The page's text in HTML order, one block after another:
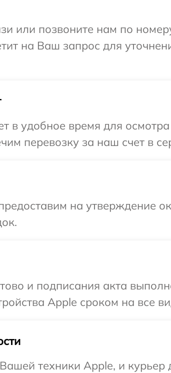
или позвоните нам по
на Ваш запрос для
в удобное время для
перевозку за наш счет в
на утверждение
и подписания акта
Apple сроком на все
техники Apple, и курьер